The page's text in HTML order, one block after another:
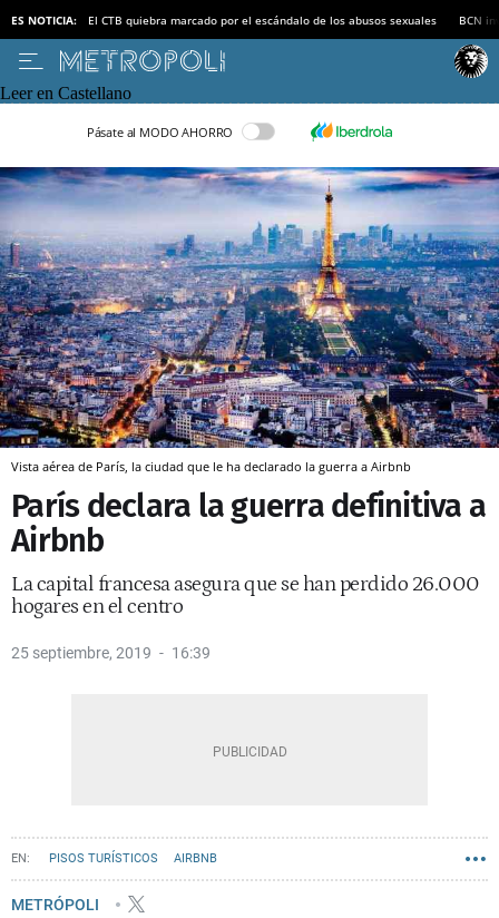
ES NOTICIA: El CTB quiebra marcado por el escándalo de los abusos sexuales BCN
Leer en Castellano
Pásate al MODO AHORRO
Vista aérea de París, la ciudad que le ha declarado la guerra a Airbnb
París declara la guerra definitiva a
Airbnb
La capital francesa asegura que se han perdido 26.000
hogares en el centro
25 septiembre, 2019 16:39
PISOS TURÍSTICOS AIRBNB
METRÓPOLI